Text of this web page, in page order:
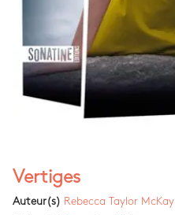
Vertiges
Auteur(s) Rebecca Taylor McKay